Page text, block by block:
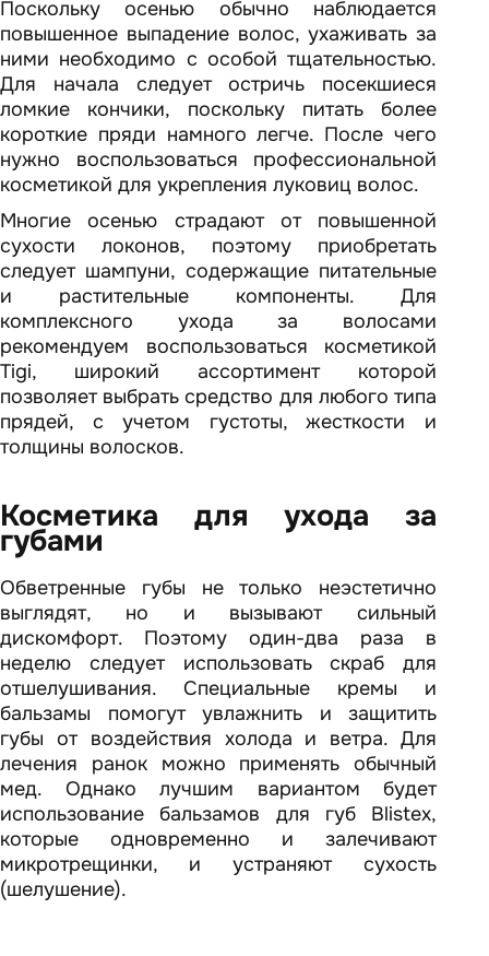
Поскольку осенью обычно наблюдается
повышенное выпадение волос, ухаживать за
ними необходимо с особой тщательностью.
Для начала следует остричь посекшиеся
ломкие кончики, поскольку питать более
короткие пряди намного легче. После чего
нужно воспользоваться профессиональной
косметикой для укрепления луковиц волос.
Многие осенью страдают от повышенной
сухости локонов, поэтому приобретать
следует шампуни, содержащие питательные
и растительные компоненты. Для
комплексного ухода за волосами
рекомендуем воспользоваться косметикой
Tigi, широкий ассортимент которой
позволяет выбрать средство для любого типа
прядей, с учетом густоты, жесткости и
толщины волосков.
Косметика для ухода за
губами
Обветренные губы не только неэстетично
выглядят, но и вызывают сильный
дискомфорт. Поэтому один-два раза в
неделю следует использовать скраб для
отшелушивания. Специальные кремы и
бальзамы помогут увлажнить и защитить
губы от воздействия холода и ветра. Для
лечения ранок можно применять обычный
мед. Однако лучшим вариантом будет
использование бальзамов для губ Blistex,
которые одновременно и залечивают
микротрещинки, и устраняют сухость
(шелушение).